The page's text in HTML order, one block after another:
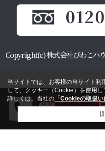
Copyright(c) 株式会社びわこハ
当サイトでは、お客様の当サイト利
して、クッキー（Cookie）を使用し
詳しくは、当社の 「Cookieの取扱い